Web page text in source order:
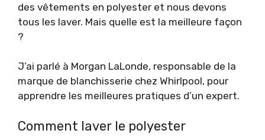
des vêtements en polyester et nous devons
tous les laver. Mais quelle est la meilleure façon
?
J’ai parlé à Morgan LaLonde, responsable de la
marque de blanchisserie chez Whirlpool, pour
apprendre les meilleures pratiques d’un expert.
Comment laver le polyester